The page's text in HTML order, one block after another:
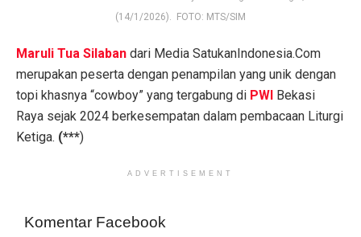
(14/1/2026). FOTO: MTS/SIM
Maruli Tua Silaban dari Media SatukanIndonesia.Com
merupakan peserta dengan penampilan yang unik dengan
topi khasnya “cowboy” yang tergabung di PWI Bekasi
Raya sejak 2024 berkesempatan dalam pembacaan Liturgi
Ketiga. (***)
ADVERTISEMENT
Komentar Facebook